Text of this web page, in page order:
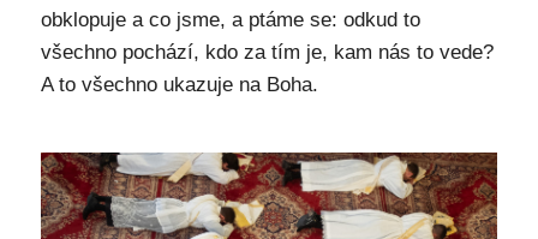
obklopuje a co jsme, a ptáme se: odkud to
všechno pochází, kdo za tím je, kam nás to vede?
A to všechno ukazuje na Boha.